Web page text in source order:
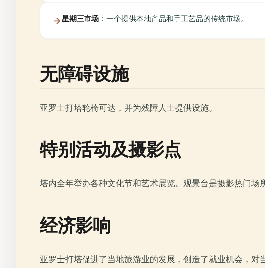
星期三市场 ：一个提供本地产品和手工艺品的传统市场。
无障碍设施
亚罗士打塔轮椅可达，并为残障人士提供设施。
特别活动及摄影点
塔内全年举办各种文化节和艺术展览。观景台是摄影热门场
经济影响
亚罗士打塔促进了当地旅游业的发展，创造了就业机会，对